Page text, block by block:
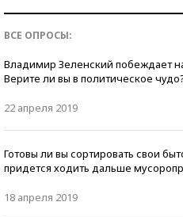
ВСЕ ОПРОСЫ:
Владимир Зеленский побеждает
Верите ли вы в политическое
22 апреля 2019
Готовы ли вы сортировать свои
придется ходить дальше
18 апреля 2019